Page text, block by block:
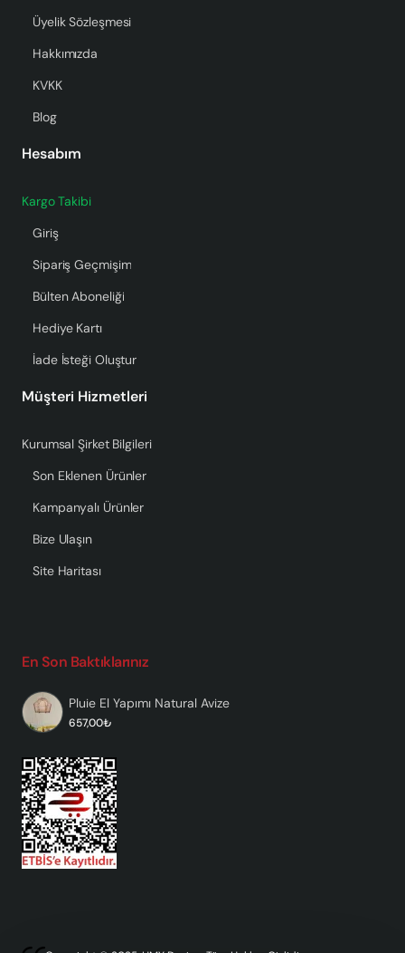
Üyelik Sözleşmesi
Hakkımızda
KVKK
Blog
Hesabım
Kargo Takibi
Giriş
Sipariş Geçmişim
Bülten Aboneliği
Hediye Kartı
İade İsteği Oluştur
Müşteri Hizmetleri
Kurumsal Şirket Bilgileri
Son Eklenen Ürünler
Kampanyalı Ürünler
Bize Ulaşın
Site Haritası
En Son Baktıklarınız
Pluie El Yapımı Natural Avize
657,00₺